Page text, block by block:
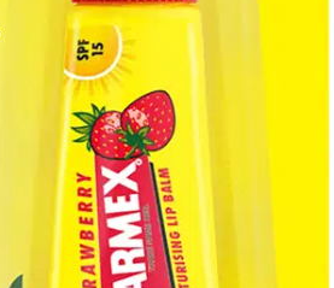
huulille! Carmex Strawberry
uutuus, joka kosteuttaa ja suojaa
Ainutlaatuinen huulia
mm. shea- ja kaakaovoita. Antaa
tekijöitä, kuten tuulta, kuivaa ilmaa ja
1937 perustettu Carmex on
myydään yli 60 maassa. Carmex ei